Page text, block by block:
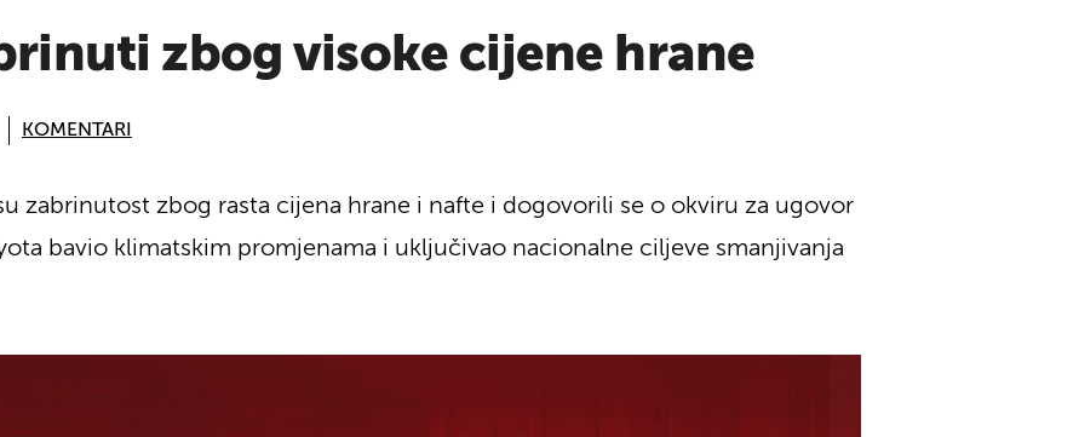
zbog visoke cijene hrane
KOMENTARI
zabrinutost zbog rasta cijena hrane i nafte i dogovorili se o okviru za ugovor
bavio klimatskim promjenama i uključivao nacionalne ciljeve smanjivanja